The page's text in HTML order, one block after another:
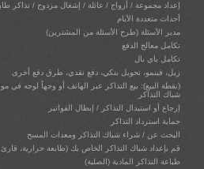
إعداد مجموعة / أزواج / عائلة / إشغال مزدوج / تذاكر
أحداث متعددة الأيام
مدير الأسئلة (طرح الأسئلة من المشترين)
تكامل معالج الدفع
تكامل باي بال
زيل، فينمو، تحويل بنكي، دفع نقدي، طرق دفع أخرى
(نقطة البيع): بيع التذاكر عبر الهاتف أو وجهاً لوجه في
شباك التذاكر
إرجاع أو استبدال التذاكر / إبطال الفواتير
حماية استرداد التذاكر
البحث عن / شراء شباك التذاكر ومعدات المسح
قم بإعداد شباك التذاكر الخاص بك (طابعة حرارية، قارئ
طباعة التذاكر المادية (الصلبة)